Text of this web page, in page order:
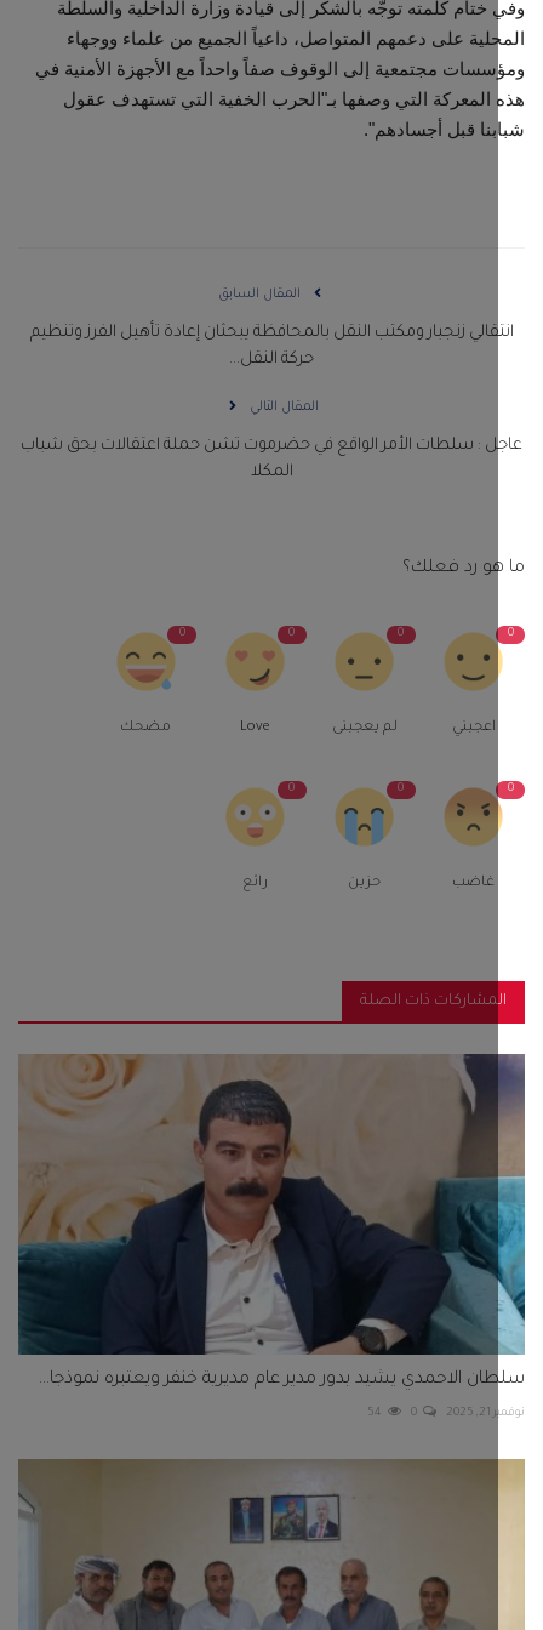
كلمته توجّه بالشكر إلى قيادة وزارة الداخلية والسلطة
على دعمهم المتواصل، داعياً الجميع من علماء ووجهاء
مجتمعية إلى الوقوف صفاً واحداً مع الأجهزة الأمنية في
المعركة التي وصفها بـ"الحرب الخفية التي تستهدف عقول
قبل أجسادهم".
المقال السابق
زنجبار ومكتب النقل بالمحافظة يبحثان إعادة تأهيل الفرز وتنظيم
حركة النقل...
المقال التالي
: سلطات الأمر الواقع في حضرموت تشن حملة اعتقالات بحق شباب
رد فعلك؟
لم يعجبنى مضحك
ذات الصلة
الاحمدي يشيد بدور مدير عام مديرية خنفر ويعتبره نموذجا...
0
54